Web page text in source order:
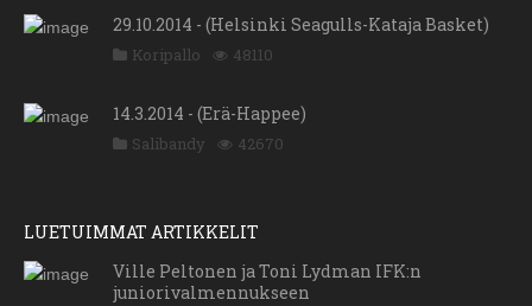
29.10.2014 - (Helsinki Seagulls-Kataja Basket)
Koripallo 48110
14.3.2014 - (Erä-Happee)
Salibandy 42670
LUETUIMMAT ARTIKKELIT
Ville Peltonen ja Toni Lydman IFK:n
juniorivalmennukseen